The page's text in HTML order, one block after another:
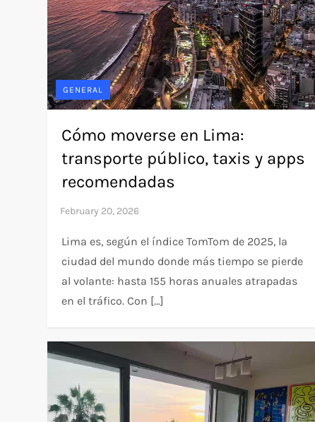
GENERAL
Cómo moverse en Lima:
transporte público, taxis y apps
recomendadas
Lima es, según el índice TomTom de 2025, la
ciudad del mundo donde más tiempo se pierde
al volante: hasta 155 horas anuales atrapadas
en el tráfico. Con […]